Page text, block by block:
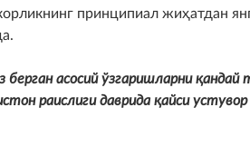
принципиал жиҳатдан
асосий ўзгаришларни қандай
раислиги даврида қайси